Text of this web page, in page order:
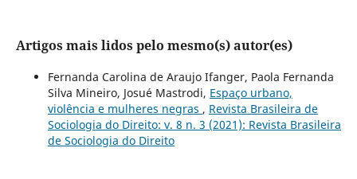
Artigos mais lidos pelo mesmo(s) autor(es)
Fernanda Carolina de Araujo Ifanger, Paola Fernanda
Silva Mineiro, Josué Mastrodi, Espaço urbano,
violência e mulheres negras , Revista Brasileira de
Sociologia do Direito: v. 8 n. 3 (2021): Revista Brasileira
de Sociologia do Direito